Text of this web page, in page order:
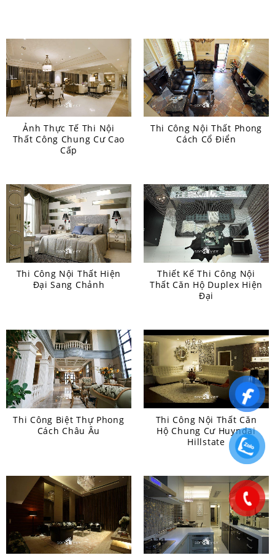
Ảnh Thực Tế Thi Nội
Thất Công Chung Cư Cao
Cấp
Thi Công Nội Thất Phong
Cách Cổ Điển
Thi Công Nội Thất Hiện
Đại Sang Chảnh
Thiết Kế Thi Công Nội
Thất Căn Hộ Duplex Hiện
Đại
Thi Công Biệt Thự Phong
Cách Châu Âu
Thi Công Nội Thất Căn
Hộ Chung Cư Huyndai
Hillstate